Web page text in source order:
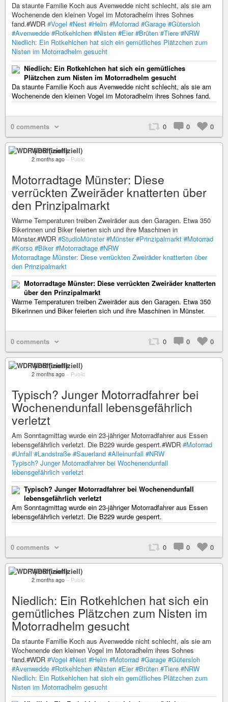
Da staunte Familie Koch aus Avenwedde nicht schlecht, als sie am
Wochenende den kleinen Vogel im Motoradhelm ihres Sohnes
fand.#WDR #Vogel #Nest #Helm #Motorrad #Garage #Gütersloh
#Avenwedde #Rotkehlchen #Nisten #Eier #Brüten #Tiere #NRW
Niedlich: Ein Rotkehlchen hat sich ein gemütliches Plätzchen zum
Nisten im Motorradhelm gesucht
Niedlich: Ein Rotkehlchen hat sich ein gemütliches
Plätzchen zum Nisten im Motorradhelm gesucht
Da staunte Familie Koch aus Avenwedde nicht schlecht, als sie am
Wochenende den kleinen Vogel im Motoradhelm ihres Sohnes fand.
0 comments 0 0 0
WDR (inoffiziell)
2 months ago – Public
Motorradtage Münster: Diese
verrückten Zweiräder knatterten über
den Prinzipalmarkt
Warme Temperaturen treiben Zweiräder aus den Garagen. Etwa 350
Bikerinnen und Biker feierten sich und ihre Maschinen in
Münster.#WDR #StudioMünster #Münster #Prinzipalmarkt #Motorrad
#Korso #Biker #Motorradtage #NRW
Motorradtage Münster: Diese verrückten Zweiräder knatterten über
den Prinzipalmarkt
Motorradtage Münster: Diese verrückten Zweiräder knatterten
über den Prinzipalmarkt
Warme Temperaturen treiben Zweiräder aus den Garagen. Etwa 350
Bikerinnen und Biker feierten sich und ihre Maschinen in Münster.
0 comments 0 0 0
WDR (inoffiziell)
2 months ago – Public
Typisch? Junger Motorradfahrer bei
Wochenendunfall lebensgefährlich
verletzt
Am Sonntagmittag wurde ein 23-jähriger Motorradfahrer aus Essen
lebensgefährlich verletzt. Die B229 wurde gesperrt.#WDR #Motorrad
#Unfall #Landstraße #Sauerland #Alleinunfall #NRW
Typisch? Junger Motorradfahrer bei Wochenendunfall
lebensgefährlich verletzt
Typisch? Junger Motorradfahrer bei Wochenendunfall
lebensgefährlich verletzt
Am Sonntagmittag wurde ein 23-jähriger Motorradfahrer aus Essen
lebensgefährlich verletzt. Die B229 wurde gesperrt.
0 comments 0 0 0
WDR (inoffiziell)
2 months ago – Public
Niedlich: Ein Rotkehlchen hat sich ein
gemütliches Plätzchen zum Nisten im
Motorradhelm gesucht
Da staunte Familie Koch aus Avenwedde nicht schlecht, als sie am
Wochenende den kleinen Vogel im Motoradhelm ihres Sohnes
fand.#WDR #Vogel #Nest #Helm #Motorrad #Garage #Gütersloh
#Avenwedde #Rotkehlchen #Nisten #Eier #Brüten #Tiere #NRW
Niedlich: Ein Rotkehlchen hat sich ein gemütliches Plätzchen zum
Nisten im Motorradhelm gesucht